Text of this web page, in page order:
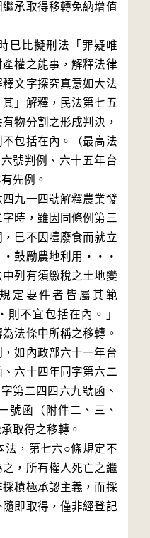
承取得移轉免納增值
巳比擬刑法「罪疑唯
權之能事，解釋法律
文字探究真意如大法
」解釋，民法第七五
物分割之形成判決，
包括在內。（最高法
號判例、六十五年台
先例。
九一四號解釋農業發
時，雖因同條例第三
巳不因噎廢食而就立
鼓勵農地利用‧‧‧
列有須繳稅之土地變
定要件者皆屬其範
不宜包括在內。」
法條中所稱之移轉。
如內政部六十一年台
六十四年同字第六二
第二四四六九號函、
號函（附件二、三、
取得之移轉。
法，第七六○條規定不
，所有權人死亡之繼
積極承認主義，而採
即取得，僅非經登記